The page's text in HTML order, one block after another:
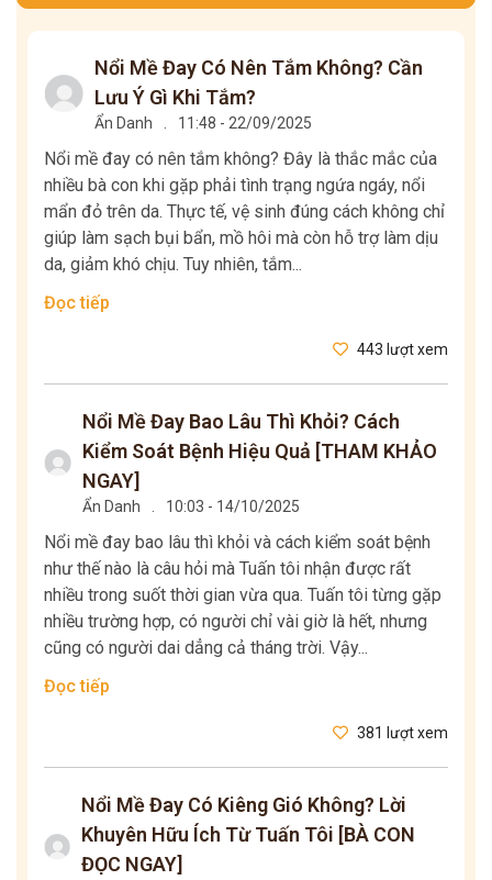
Nổi Mề Đay Có Nên Tắm Không? Cần
Lưu Ý Gì Khi Tắm?
Ẩn Danh 11:48 - 22/09/2025
Nổi mề đay có nên tắm không? Đây là thắc mắc của
nhiều bà con khi gặp phải tình trạng ngứa ngáy, nổi
mẩn đỏ trên da. Thực tế, vệ sinh đúng cách không chỉ
giúp làm sạch bụi bẩn, mồ hôi mà còn hỗ trợ làm dịu
da, giảm khó chịu. Tuy nhiên, tắm...
Đọc tiếp
443 lượt xem
Nổi Mề Đay Bao Lâu Thì Khỏi? Cách
Kiểm Soát Bệnh Hiệu Quả [THAM KHẢO
NGAY]
Ẩn Danh 10:03 - 14/10/2025
Nổi mề đay bao lâu thì khỏi và cách kiểm soát bệnh
như thế nào là câu hỏi mà Tuấn tôi nhận được rất
nhiều trong suốt thời gian vừa qua. Tuấn tôi từng gặp
nhiều trường hợp, có người chỉ vài giờ là hết, nhưng
cũng có người dai dẳng cả tháng trời. Vậy...
Đọc tiếp
381 lượt xem
Nổi Mề Đay Có Kiêng Gió Không? Lời
Khuyên Hữu Ích Từ Tuấn Tôi [BÀ CON
ĐỌC NGAY]